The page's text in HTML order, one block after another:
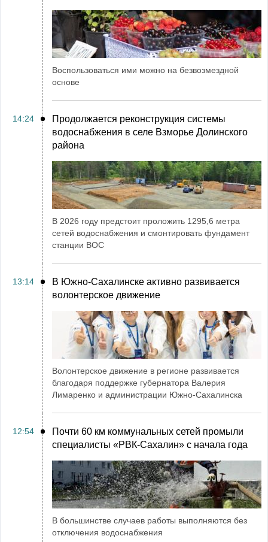
Воспользоваться ими можно на безвозмездной
основе
14:24
Продолжается реконструкция системы
водоснабжения в селе Взморье Долинского
района
В 2026 году предстоит проложить 1295,6 метра
сетей водоснабжения и смонтировать фундамент
станции ВОС
13:14
В Южно-Сахалинске активно развивается
волонтерское движение
Волонтерское движение в регионе развивается
благодаря поддержке губернатора Валерия
Лимаренко и администрации Южно-Сахалинска
12:54
Почти 60 км коммунальных сетей промыли
специалисты «РВК‑Сахалин» с начала года
В большинстве случаев работы выполняются без
отключения водоснабжения